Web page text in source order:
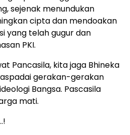
sejenak menundukan
cipta dan mendoakan
yang telah gugur dan
PKI.
Pancasila, kita jaga Bhineka
gerakan-gerakan
Bangsa. Pascasila
mati.